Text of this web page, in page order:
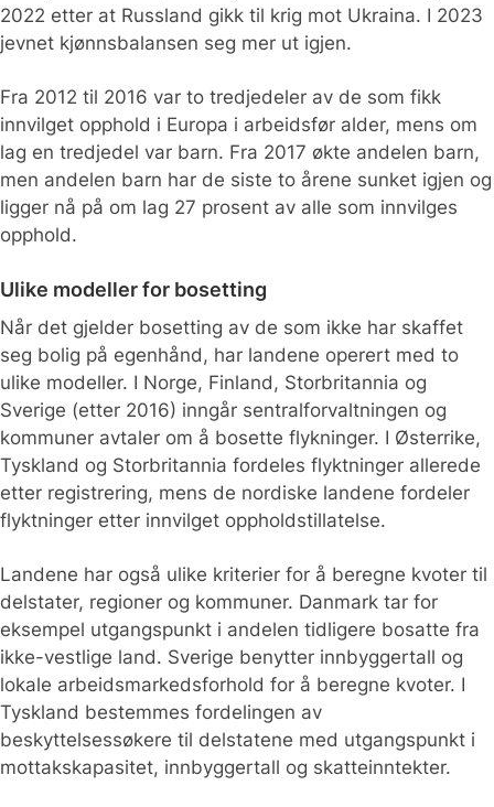
2022 etter at Russland gikk til krig mot Ukraina. I 2023
jevnet kjønnsbalansen seg mer ut igjen.
Fra 2012 til 2016 var to tredjedeler av de som fikk
innvilget opphold i Europa i arbeidsfør alder, mens om
lag en tredjedel var barn. Fra 2017 økte andelen barn,
men andelen barn har de siste to årene sunket igjen og
ligger nå på om lag 27 prosent av alle som innvilges
opphold.
Ulike modeller for bosetting
Når det gjelder bosetting av de som ikke har skaffet
seg bolig på egenhånd, har landene operert med to
ulike modeller. I Norge, Finland, Storbritannia og
Sverige (etter 2016) inngår sentralforvaltningen og
kommuner avtaler om å bosette flykninger. I Østerrike,
Tyskland og Storbritannia fordeles flyktninger allerede
etter registrering, mens de nordiske landene fordeler
flyktninger etter innvilget oppholdstillatelse.
Landene har også ulike kriterier for å beregne kvoter til
delstater, regioner og kommuner. Danmark tar for
eksempel utgangspunkt i andelen tidligere bosatte fra
ikke-vestlige land. Sverige benytter innbyggertall og
lokale arbeidsmarkedsforhold for å beregne kvoter. I
Tyskland bestemmes fordelingen av
beskyttelsessøkere til delstatene med utgangspunkt i
mottakskapasitet, innbyggertall og skatteinntekter.